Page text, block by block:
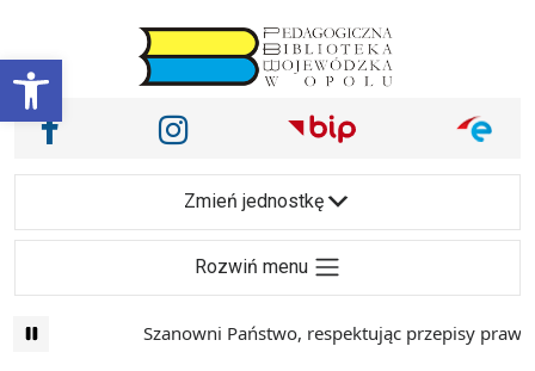
Otwórz pasek narzędzi
Main Navigation
Nasze media społecznościowe i inne
Facebook Instagram
Zmień jednostkę
Rozwiń menu
Szanowni Państwo, respektując przepisy prawa